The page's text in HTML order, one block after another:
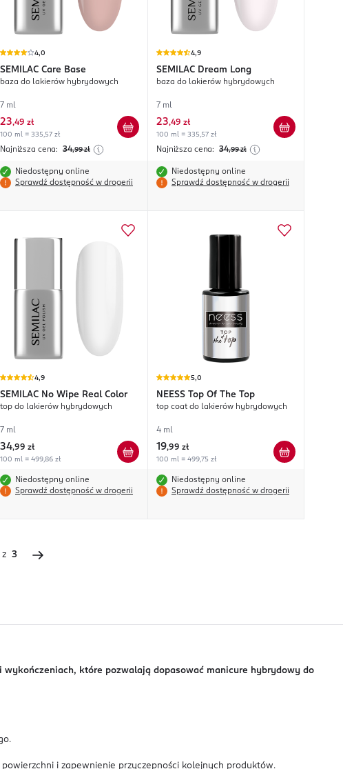
4,0
SEMILAC Care Base
baza do lakierów hybrydowych
7 ml
23,49 zł
100 ml = 335,57 zł
Najniższa cena: 34,99 zł
Niedostępny online
Sprawdź dostępność w drogerii
4,9
SEMILAC Dream Long
baza do lakierów hybrydowych
7 ml
23,49 zł
100 ml = 335,57 zł
Najniższa cena: 34,99 zł
Niedostępny online
Sprawdź dostępność w drogerii
4,9
SEMILAC No Wipe Real Color
top do lakierów hybrydowych
7 ml
34,99 zł
100 ml = 499,86 zł
Niedostępny online
Sprawdź dostępność w drogerii
5,0
NEESS Top Of The Top
top coat do lakierów hybrydowych
4 ml
19,99 zł
100 ml = 499,75 zł
Niedostępny online
Sprawdź dostępność w drogerii
z 3
które pozwalają dopasować manicure hybrydowy do
i zapewnienie przyczepności kolejnych produktów.